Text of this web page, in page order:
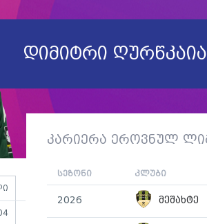
დიმიტრი ღურწკაია
კარიერა ეროვნულ
სეზონი კლუბი
2026 მეშახტე